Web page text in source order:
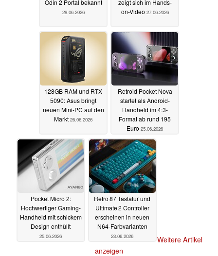
Odin 2 Portal bekannt
29.06.2026
zeigt sich im Hands-
on-Video 27.06.2026
128GB RAM und RTX
5090: Asus bringt
neuen Mini-PC auf den
Markt 26.06.2026
Retroid Pocket Nova
startet als Android-
Handheld im 4:3-
Format ab rund 195
Euro 25.06.2026
Pocket Micro 2:
Hochwertiger Gaming-
Handheld mit schickem
Design enthüllt
25.06.2026
Retro 87 Tastatur und
Ultimate 2 Controller
erscheinen in neuen
N64‑Farbvarianten
23.06.2026
Weitere Artikel
anzeigen